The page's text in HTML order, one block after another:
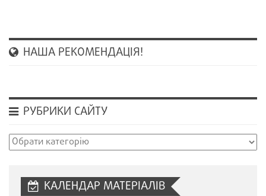
НАША РЕКОМЕНДАЦІЯ!
РУБРИКИ САЙТУ
Рубрики
КАЛЕНДАР МАТЕРІАЛІВ